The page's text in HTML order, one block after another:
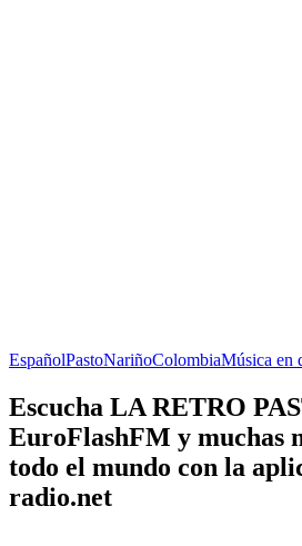
EspañolPastoNariñoColombiaMúsica en
Escucha LA RETRO
EuroFlashFM y muchas
todo el mundo con la
radio.net